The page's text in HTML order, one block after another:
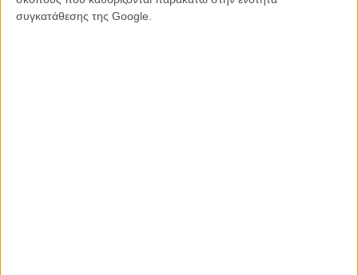
συγκατάθεσης της Google.
δεν διαταράσσεται ποτέ, και ακόμα και το σημαντικότερο Ζήτημα